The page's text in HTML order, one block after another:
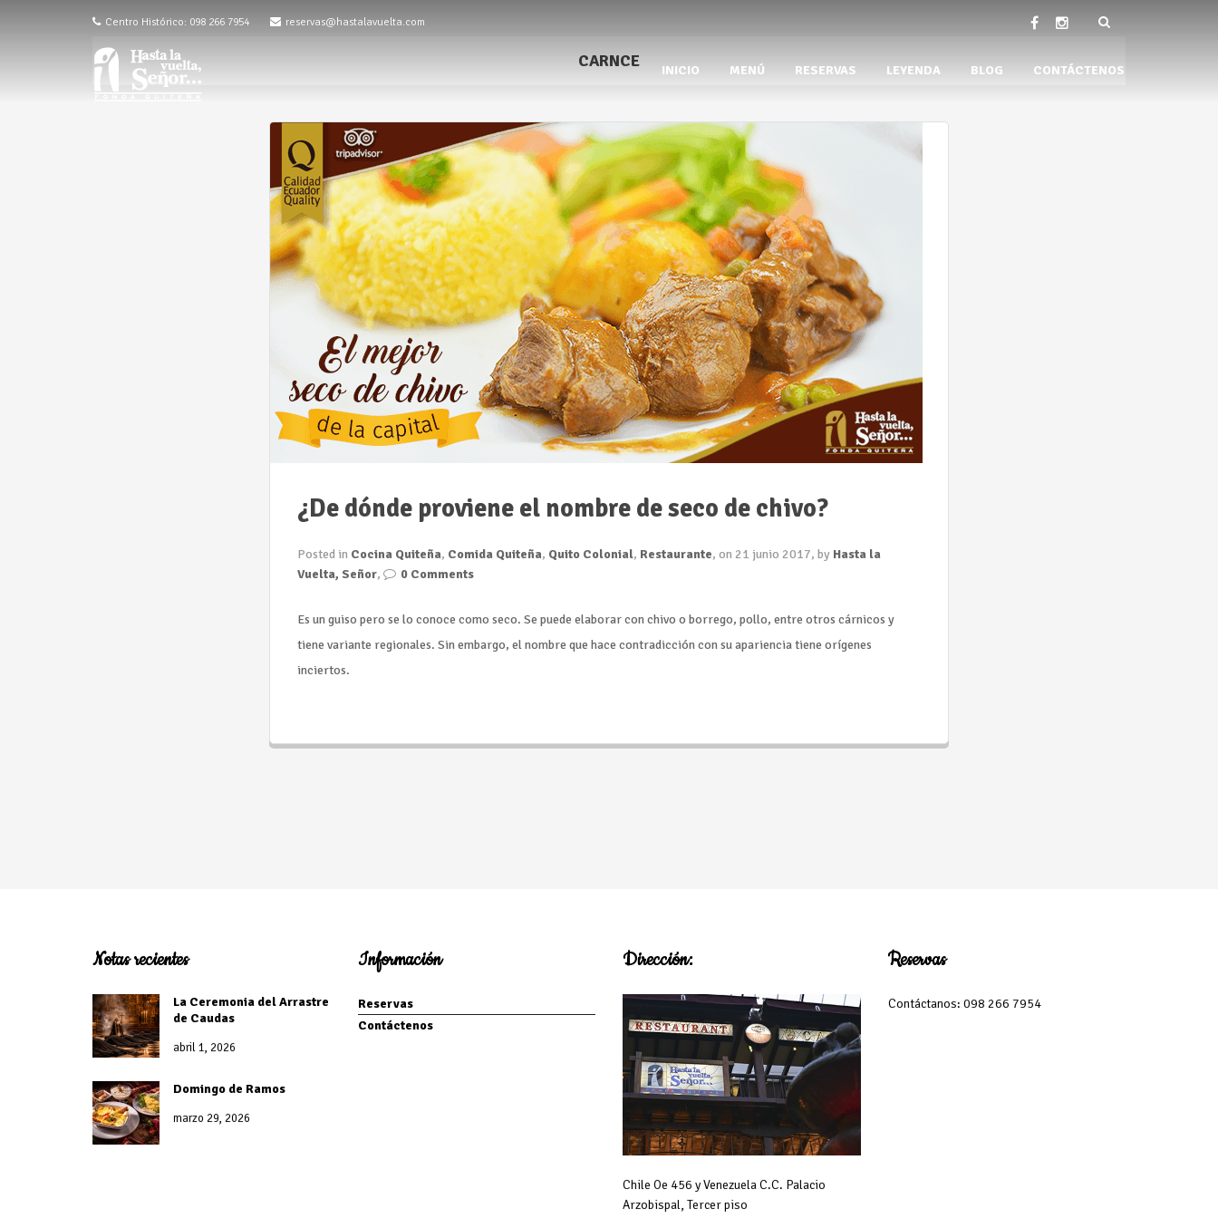
Centro Histórico: 098 266 7954 reservas@hastalavuelta.com
INICIO MENÚ RESERVAS LEYENDA BLOG CONTÁCTENOS
CARNCE
¿De dónde proviene el nombre de seco de chivo?
Posted in Cocina Quiteña, Comida Quiteña, Quito Colonial, Restaurante, on 21 junio 2017, by Hasta la
Vuelta, Señor, 0 Comments
Es un guiso pero se lo conoce como seco. Se puede elaborar con chivo o borrego, pollo, entre otros cárnicos y
tiene variante regionales. Sin embargo, el nombre que hace contradicción con su apariencia tiene orígenes
inciertos.
Notas recientes
La Ceremonia del Arrastre
de Caudas
abril 1, 2026
Domingo de Ramos
marzo 29, 2026
Información
Reservas
Contáctenos
Dirección:
Chile Oe 456 y Venezuela C.C. Palacio
Arzobispal, Tercer piso
Reservas
Contáctanos: 098 266 7954